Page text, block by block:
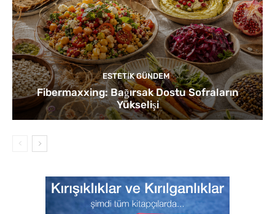
ESTETIK GÜNDEM
Fibermaxxing: Bağırsak Dostu Sofraların
Yükselişi